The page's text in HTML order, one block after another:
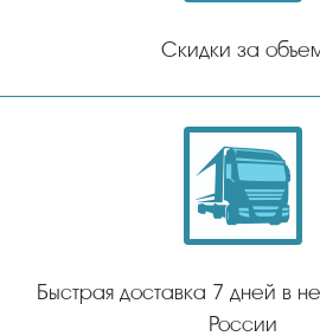
Скидки за
Быстрая доставка 7 дней в
России